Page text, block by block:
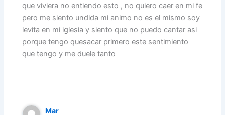
que viviera no entiendo esto , no quiero caer en mi fe
pero me siento undida mi animo no es el mismo soy
levita en mi iglesia y siento que no puedo cantar asi
porque tengo quesacar primero este sentimiento
que tengo y me duele tanto
Mar